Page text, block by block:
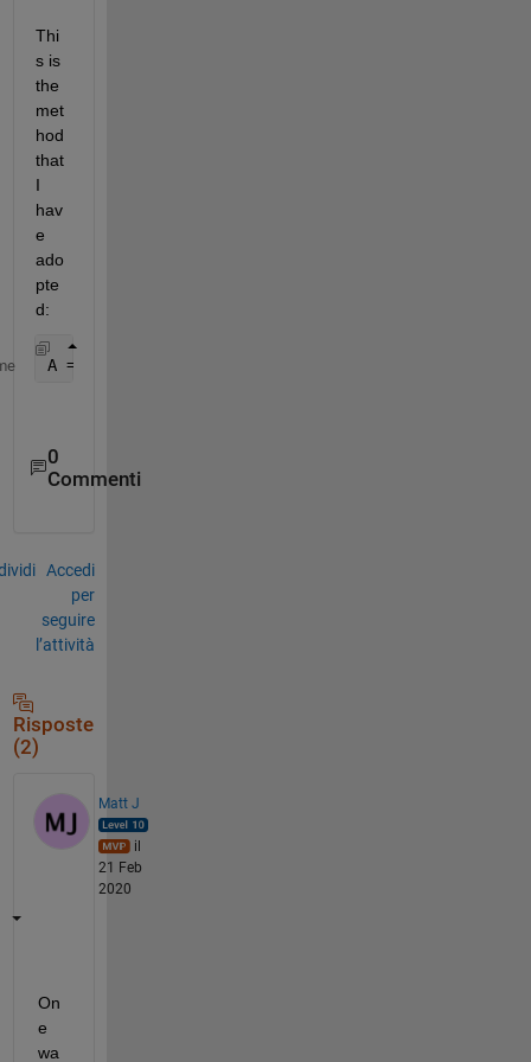
Thi
s is
the
met
hod
that
I
hav
e
ado
pte
d:
A = [time1 time2 Hs_buoy Tm_buoy Dm_buoy]
0
Commenti
Accedi
per
seguire
l’attività
Risposte
(2)
Matt J
il
21 Feb
2020
On
e
wa